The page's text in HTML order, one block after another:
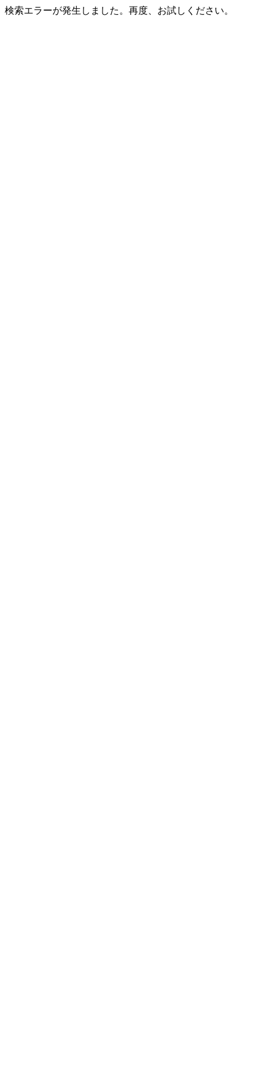
検索エラーが発生しました。再度、お試しください。